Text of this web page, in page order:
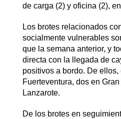
de carga (2) y oficina (2),
Los brotes relacionados
socialmente vulnerables
que la semana anterior, y
directa con la llegada de
positivos a bordo. De ellos,
Fuerteventura, dos en
Lanzarote.
De los brotes en